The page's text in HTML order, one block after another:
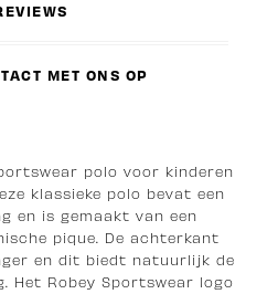
MET ONS OP
polo voor kinderen
klassieke polo bevat een
en is gemaakt van een
pique. De achterkant
en dit biedt natuurlijk de
Het Robey Sportswear logo